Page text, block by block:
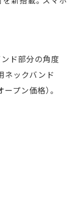
ド部分の角度
ネックバンド
プン価格）。